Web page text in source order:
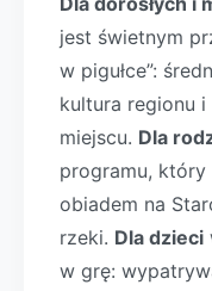
jest świetnym
w pigułce”:
kultura regionu
miejscu. Dla
programu, który
obiadem na
rzeki. Dla dzieci
w grę: